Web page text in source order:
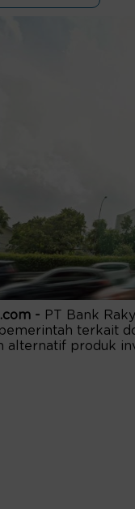
- PT Bank
terkait
alternatif produk